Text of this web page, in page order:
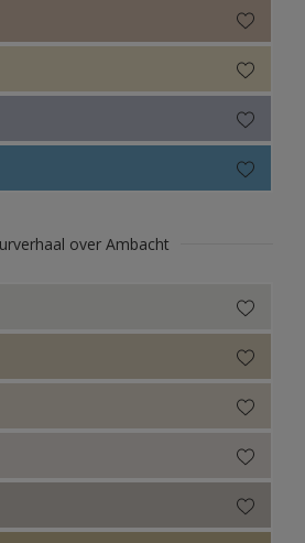
Grijzen
kleuren
2024
2023
2022
2018
over Ambacht